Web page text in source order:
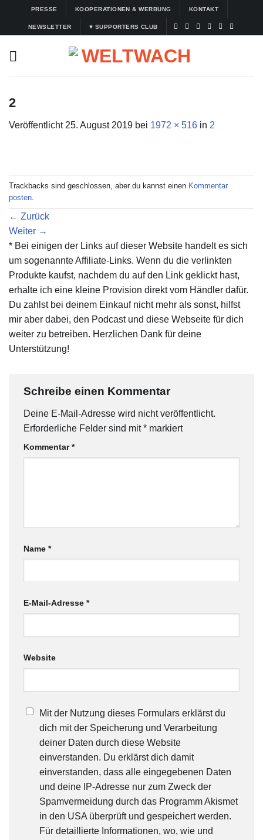
springen
PRESSE KOOPERATIONEN & WERBUNG KONTAKT
NEWSLETTER ♥ SUPPORTERS CLUB
2
Veröffentlicht 25. August 2019 bei 1972 × 516 in 2
Trackbacks sind geschlossen, aber du kannst einen Kommentar
posten
← Zurück
Weiter →
* Bei einigen der Links auf dieser Website handelt es sich
um sogenannte Affiliate-Links. Wenn du die verlinkten
Produkte kaufst, nachdem du auf den Link geklickt hast,
erhalte ich eine kleine Provision direkt vom Händler dafür.
Du zahlst bei deinem Einkauf nicht mehr als sonst, hilfst
mir aber dabei, den Podcast und diese Webseite für dich
weiter zu betreiben. Herzlichen Dank für deine
Unterstützung!
Schreibe einen Kommentar
Deine E-Mail-Adresse wird nicht veröffentlicht.
Erforderliche Felder sind mit* markiert
Kommentar*
Name *
E-Mail-Adresse *
Website
Mit der Nutzung dieses Formulars erklärst du
dich mit der Speicherung und Verarbeitung
deiner Daten durch diese Website
einverstanden. Du erklärst dich damit
einverstanden, dass alle eingegebenen Daten
und deine IP-Adresse nur zum Zweck der
Spamvermeidung durch das Programm Akismet
in den USA überprüft und gespeichert werden.
Für detaillierte Informationen, wo, wie und